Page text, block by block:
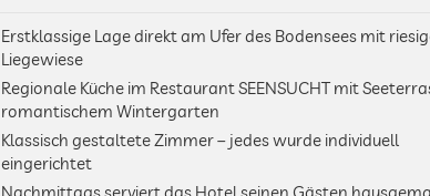
Erstklassige Lage direkt am Ufer des Bodensees mit
Liegewiese
Regionale Küche im Restaurant SEENSUCHT mit
romantischem Wintergarten
Klassisch gestaltete Zimmer – jedes wurde individuell
eingerichtet